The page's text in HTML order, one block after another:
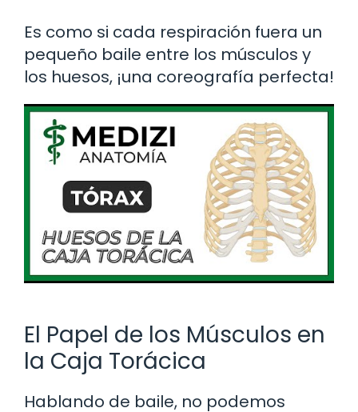
Es como si cada respiración fuera un
pequeño baile entre los músculos y
los huesos, ¡una coreografía perfecta!
El Papel de los Músculos en
la Caja Torácica
Hablando de baile, no podemos